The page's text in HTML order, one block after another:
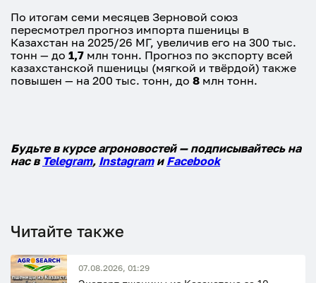
По итогам семи месяцев Зерновой союз
пересмотрел прогноз импорта пшеницы в
Казахстан на 2025/26 МГ, увеличив его на 300 тыс.
тонн — до 1,7 млн тонн. Прогноз по экспорту всей
казахстанской пшеницы (мягкой и твёрдой) также
повышен — на 200 тыс. тонн, до 8 млн тонн.
Будьте в курсе агроновостей — подписывайтесь на
нас в Telegram, Instagramи Facebook
Читайте также
07.08.2026, 01:29